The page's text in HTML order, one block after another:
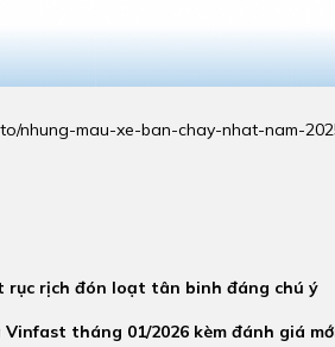
nhung-mau-xe-ban-chay-nhat-nam-
rục rịch đón loạt tân binh đáng chú ý
tháng 01/2026 kèm đánh giá